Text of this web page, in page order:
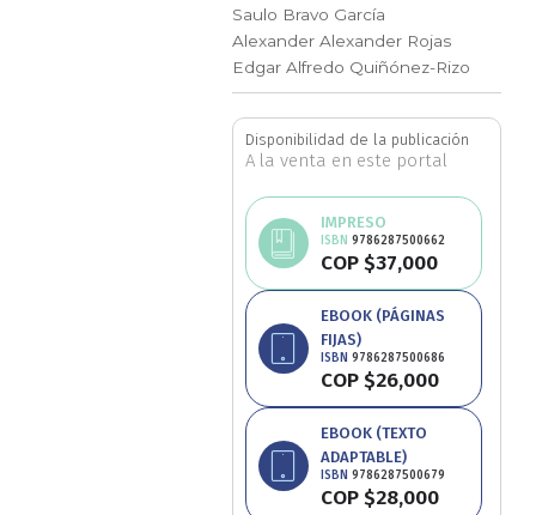
Saulo Bravo García
Alexander Alexander Rojas
Edgar Alfredo Quiñónez-Rizo
Disponibilidad de la publicación
A la venta en este portal
EBOOK (PÁGINAS
FIJAS)
ISBN9786287500686
COP $26,000
EBOOK (TEXTO
ADAPTABLE)
ISBN9786287500679
COP $28,000
IMPRESO
ISBN9786287500662
COP $37,000